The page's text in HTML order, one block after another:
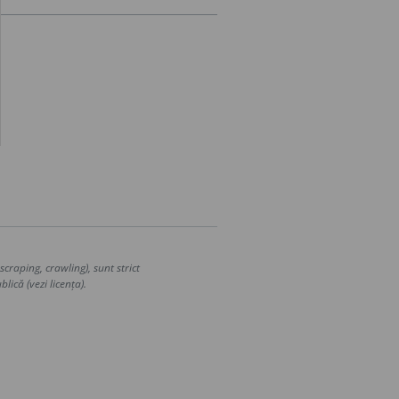
crawling), sunt strict
(vezi licența).